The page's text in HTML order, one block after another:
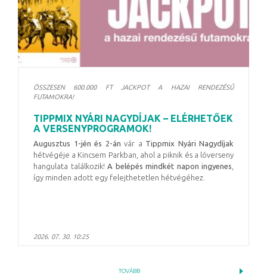
ÖSSZESEN 600.000 FT JACKPOT A HAZAI RENDEZÉSŰ
FUTAMOKRA!
TIPPMIX NYÁRI NAGYDÍJAK – ELÉRHETŐEK
A VERSENYPROGRAMOK!
Augusztus 1-jén és 2-án vár a Tippmix Nyári Nagydíjak
hétvégéje a Kincsem Parkban, ahol a piknik és a lóverseny
hangulata találkozik! A belépés mindkét napon ingyenes
így minden adott egy felejthetetlen hétvégéhez.
2026. 07. 30. 10:25
TOVÁBB